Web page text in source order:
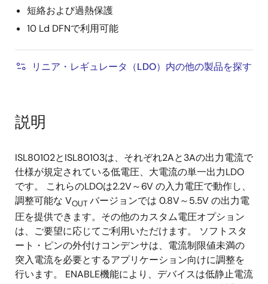
短絡および過熱保護
10 Ld DFNで利用可能
リニア・レギュレータ（LDO）内の他の製品を探す
説明
ISL80102とISL80103は、それぞれ2Aと3Aの出力電流で
仕様が規定されている低電圧、大電流の単一出力LDO
です。 これらのLDOは2.2V～6V の入力電圧で動作し、
調整可能な VOUT バージョンでは 0.8V～5.5V の出力電
圧を提供できます。その他のカスタム電圧オプション
は、ご要望に応じてご利用いただけます。 ソフトスタ
ート・ピンの外付けコンデンサは、電流制限値未満の
突入電流を必要とするアプリケーション向けに調整を
行います。 ENABLE機能により、デバイスは低静止電流